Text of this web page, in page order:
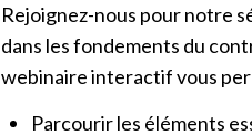
Rejoignez-nous pour notre
dans les fondements du
webinaire interactif vous
Parcourir les éléments